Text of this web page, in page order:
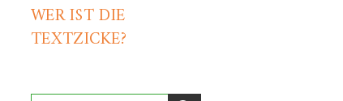
WER IST DIE
TEXTZICKE?